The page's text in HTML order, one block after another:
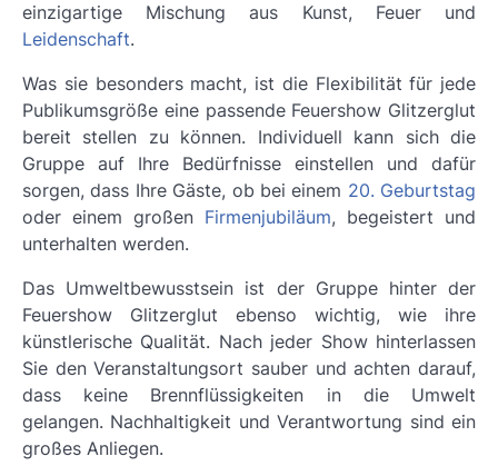
einzigartige Mischung aus Kunst, Feuer und
Leidenschaft.
Was sie besonders macht, ist die Flexibilität für jede
Publikumsgröße eine passende Feuershow Glitzerglut
bereit stellen zu können. Individuell kann sich die
Gruppe auf Ihre Bedürfnisse einstellen und dafür
sorgen, dass Ihre Gäste, ob bei einem 20. Geburtstag
oder einem großen Firmenjubiläum, begeistert und
unterhalten werden.
Das Umweltbewusstsein ist der Gruppe hinter der
Feuershow Glitzerglut ebenso wichtig, wie ihre
künstlerische Qualität. Nach jeder Show hinterlassen
Sie den Veranstaltungsort sauber und achten darauf,
dass keine Brennflüssigkeiten in die Umwelt
gelangen. Nachhaltigkeit und Verantwortung sind ein
großes Anliegen.